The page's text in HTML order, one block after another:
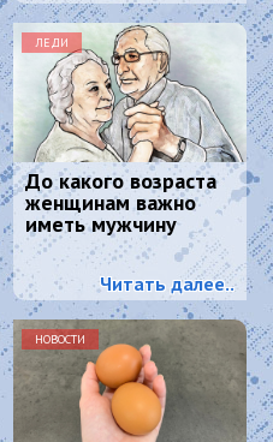
ЛЕДИ
До какого возраста
женщинам важно
иметь мужчину
Читать далее..
НОВОСТИ